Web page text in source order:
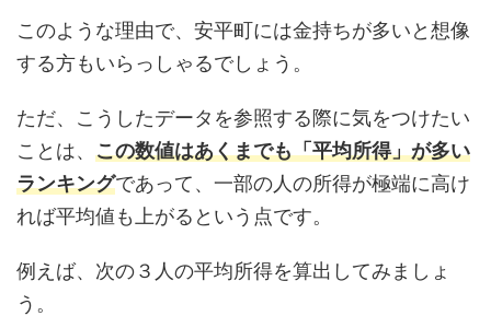
このような理由で、安平町には金持ちが多いと想像
する方もいらっしゃるでしょう。
ただ、こうしたデータを参照する際に気をつけたい
ことは、 この数値はあくまでも「平均所得」が多い
ランキングであって、一部の人の所得が極端に高け
れば平均値も上がるという点です。
例えば、次の３人の平均所得を算出してみましょ
う。